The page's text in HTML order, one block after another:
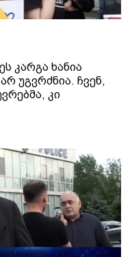
კარგა ხანია
უგვრძნია. ჩვენ,
კი